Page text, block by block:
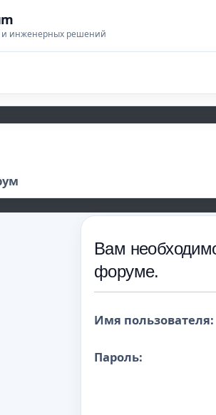
и инженерных решений
Вам
форуме.
Имя пользователя:
Пароль: